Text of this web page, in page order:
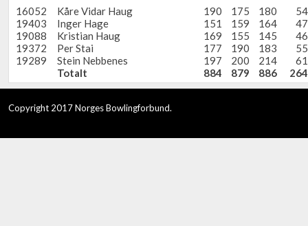
16052 Kåre Vidar Haug 190 175 180
19403
Inger Hage 151 159 164
19088
Kristian Haug 169 155 145
19372
Per Stai 177 190 183
19289
Stein Nebbenes 197 200 214
Totalt
884 879 886
Copyright 2017 Norges Bowlingforbund.